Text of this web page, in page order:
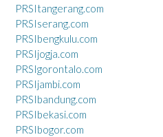
PRSItangerang.com
PRSIserang.com
PRSIbengkulu.com
PRSIjogja.com
PRSIgorontalo.com
PRSIjambi.com
PRSIbandung.com
PRSIbekasi.com
PRSIbogor.com